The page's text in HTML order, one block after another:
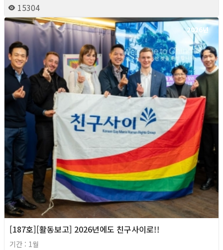
15304
2026년
[187호][활동보고] 2026년에도 친구사이로!!
기간 : 1월